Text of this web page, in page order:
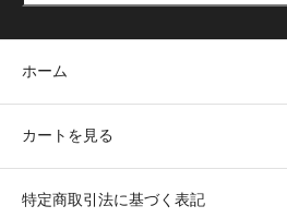
ホーム
カートを見る
特定商取引法に基づく表記